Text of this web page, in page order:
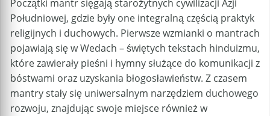
Początki mantr sięgają starożytnych cywilizacji Azji
Południowej, gdzie były one integralną częścią praktyk
religijnych i duchowych. Pierwsze wzmianki o mantrach
pojawiają się w Wedach – świętych tekstach hinduizmu,
które zawierały pieśni i hymny służące do komunikacji z
bóstwami oraz uzyskania błogosławieństw. Z czasem
mantry stały się uniwersalnym narzędziem duchowego
rozwoju, znajdując swoje miejsce również w